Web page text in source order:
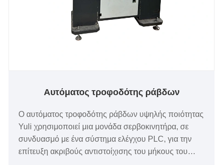
Αυτόματος τροφοδότης ράβδων
Ο αυτόματος τροφοδότης ράβδων υψηλής ποιότητας
Yuli χρησιμοποιεί μια μονάδα σερβοκινητήρα, σε
συνδυασμό με ένα σύστημα ελέγχου PLC, για την
επίτευξη ακριβούς αντιστοίχισης του μήκους του